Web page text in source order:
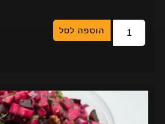
הוספה לסל